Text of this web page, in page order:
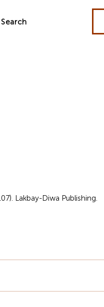
Search
Lakbay-Diwa Publishing.